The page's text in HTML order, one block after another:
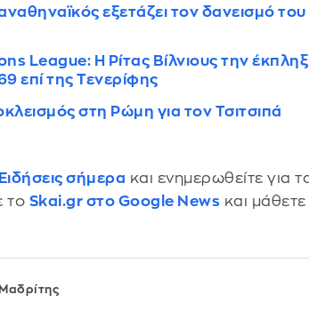
εξετάζει τον δανεισμό
League: Η Ρίτας Βίλνιους την
επί της Τενερίφης
στη Ρώμη για τον Τσιτσιπά
Ειδήσεις σήμερα και ενημερωθείτε για
το Skai.gr στο Google News και